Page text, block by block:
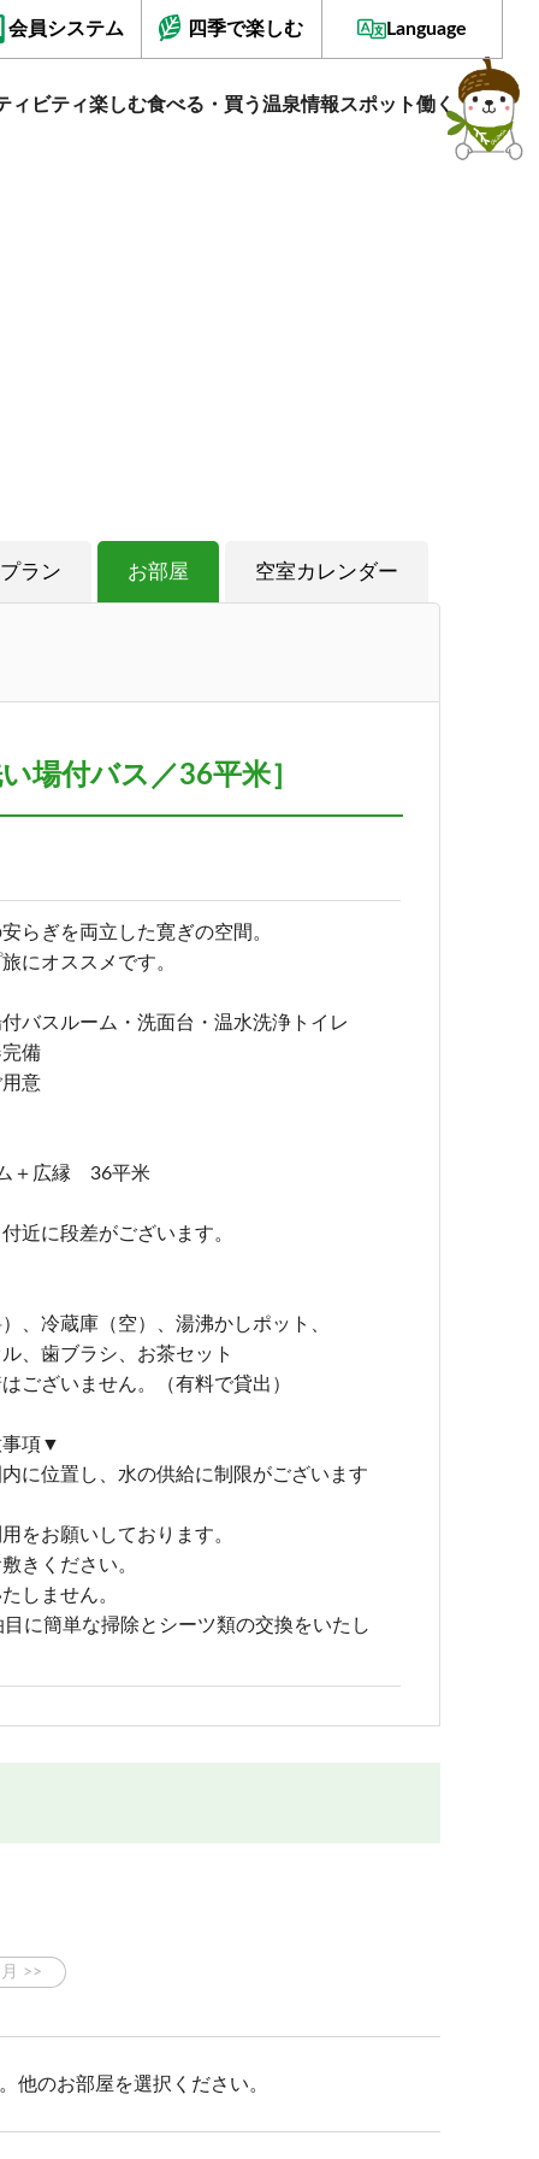
会員システム 四季で楽しむ Language
ィビティ楽しむ食べる・買う温泉情報スポット働く
ラン お部屋 空室カレンダー
場付バス／36平米］
らぎを両立した寛ぎの空間。
にオススメです。
バスルーム・洗面台・温水洗浄トイレ
備
意
＋広縁 36平米
近に段差がございます。
、冷蔵庫（空）、湯沸かしポット、
、歯ブラシ、お茶セット
ございません。（有料で貸出）
事項▼
に位置し、水の供給に制限がございます
をお願いしております。
きください。
しません。
に簡単な掃除とシーツ類の交換をいたし
他のお部屋を選択ください。